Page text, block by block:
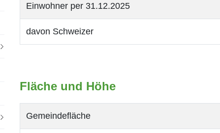
Einwohner per 31.12.2025
davon Schweizer
Fläche und Höhe
Gemeindefläche